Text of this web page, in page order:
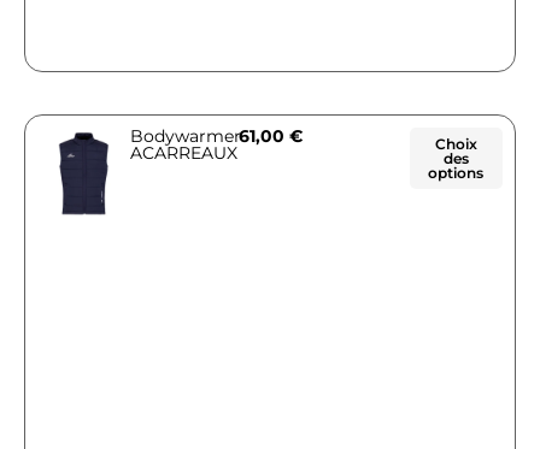
Bodywarmer
ACARREAUX
61,00 €
Choix
des
options